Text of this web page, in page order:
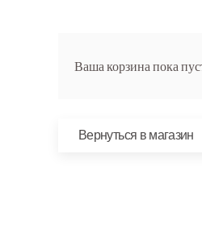
Ваша корзина пока
Вернуться в магазин